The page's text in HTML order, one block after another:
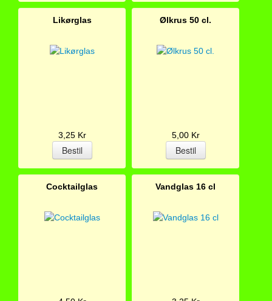
Likørglas
3,25 Kr
Ølkrus 50 cl.
5,00 Kr
Cocktailglas Vandglas 16 cl